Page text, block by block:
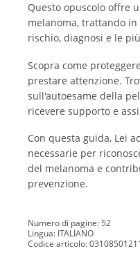
Questo opuscolo offre
melanoma, trattando
rischio, diagnosi e le
Scopra come
prestare attenzione.
sull'autoesame della
ricevere supporto e
Con questa guida, Lei
necessarie per
del melanoma e
prevenzione.
Numero di pagine: 52
Lingua: ITALIANO
Codice articolo: